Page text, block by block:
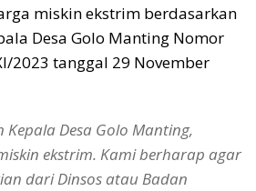
miskin ekstrim berdasarkan
Desa Golo Manting Nomor
2023 tanggal 29 November
Desa Golo Manting,
ekstrim. Kami berharap agar
dari Dinsos atau Badan